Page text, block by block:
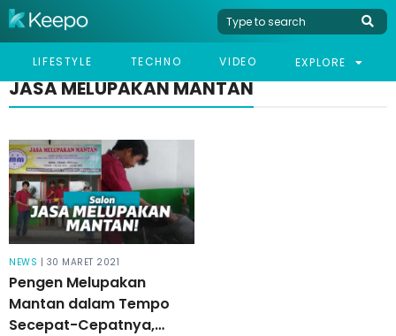
LIFESTYLE TECHNO VIDEO EXPLORE
JASA MELUPAKAN MANTAN
NEWS | 30 MARET 2021
Pengen Melupakan
Mantan dalam Tempo
Secepat-Cepatnya,